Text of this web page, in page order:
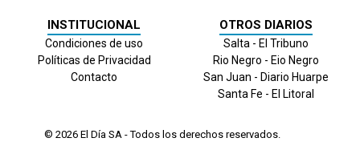
INSTITUCIONAL
Condiciones de uso
Políticas de Privacidad
Contacto
OTROS DIARIOS
Salta - El Tribuno
Rio Negro - Eio Negro
San Juan - Diario Huarpe
Santa Fe - El Litoral
© 2026 El Día SA - Todos los derechos reservados.